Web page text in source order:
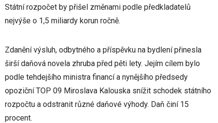
Státní rozpočet by přišel změnami podle předkladatelů
nejvýše o 1,5 miliardy korun ročně.
Zdanění výsluh, odbytného a příspěvku na bydlení přinesla
širší daňová novela zhruba před pěti lety. Jejím cílem bylo
podle tehdejšího ministra financí a nynějšího předsedy
opoziční TOP 09 Miroslava Kalouska snížit schodek státního
rozpočtu a odstranit různé daňové výhody. Daň činí 15
procent.